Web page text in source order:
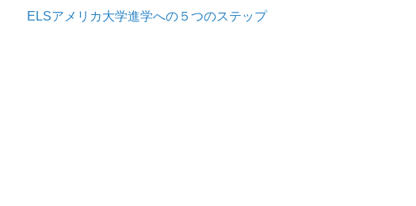
ELSアメリカ大学進学への５つのステップ